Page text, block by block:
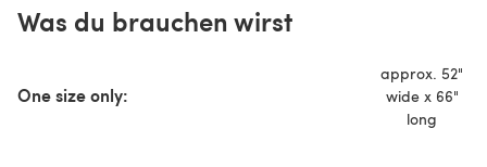
Was du brauchen wirst
One size only:
approx. 52"
wide x 66"
long